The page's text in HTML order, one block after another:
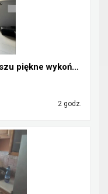
Mieszkanie 4 pokoje bez czynszu piękne wykończenie...
2 godz.